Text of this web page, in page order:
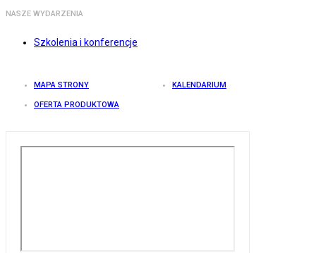
NASZE WYDARZENIA
Szkolenia i konferencje
MAPA STRONY KALENDARIUM
OFERTA PRODUKTOWA